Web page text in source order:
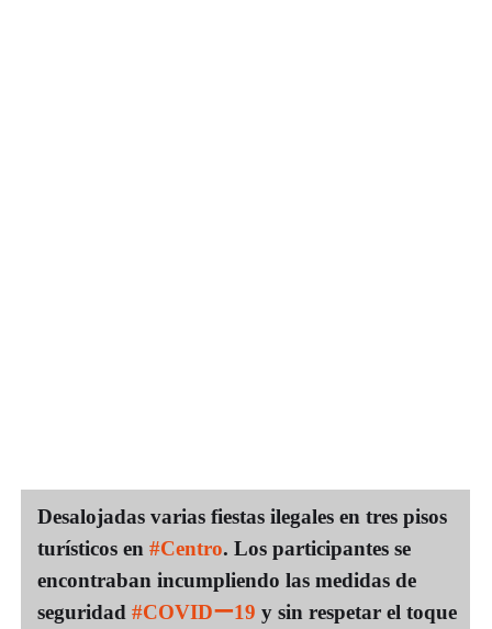
Desalojadas varias fiestas ilegales en tres pisos
turísticos en #Centro. Los participantes se
encontraban incumpliendo las medidas de
seguridad #COVIDー19 y sin respetar el toque